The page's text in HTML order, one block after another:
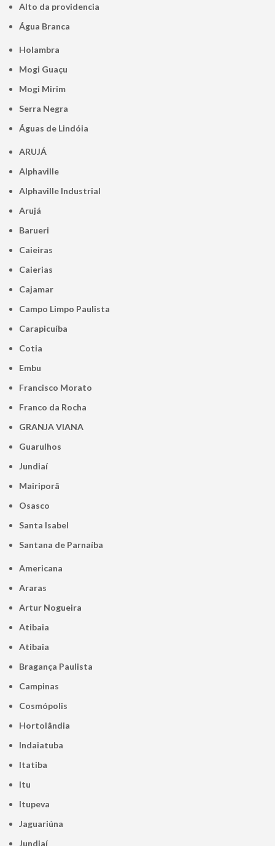
alto da providencia
Água Branca
Holambra
Mogi Guaçu
Mogi Mirim
Serra Negra
Águas de Lindóia
ARUJÁ
Alphaville
Alphaville Industrial
Arujá
Barueri
Caieiras
Caierias
Cajamar
Campo Limpo Paulista
Carapicuíba
Cotia
Embu
Francisco Morato
Franco da Rocha
GRANJA VIANA
Guarulhos
Jundiaí
Mairiporã
Osasco
Santa Isabel
Santana de Parnaíba
Americana
Araras
Artur Nogueira
Atibaia
Atibaia
Bragança Paulista
Campinas
Cosmópolis
Hortolândia
Indaiatuba
Itatiba
Itu
Itupeva
Jaguariúna
Jundiaí